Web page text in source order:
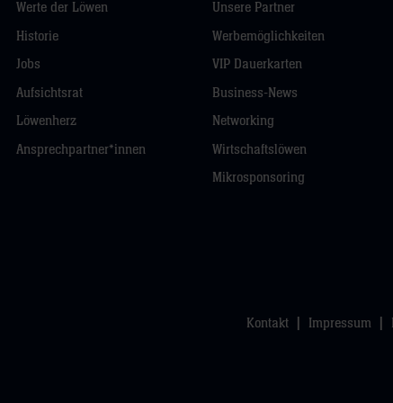
Werte der Löwen
Historie
Jobs
Aufsichtsrat
Löwenherz
Ansprechpartner*innen
Unsere Partner
Werbemöglichkeiten
VIP Dauerkarten
Business-News
Networking
Wirtschaftslöwen
Mikrosponsoring
Kontakt Impressum